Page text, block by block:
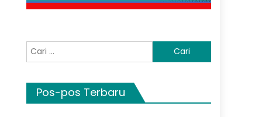
Cari
untuk:
Pos-pos Terbaru